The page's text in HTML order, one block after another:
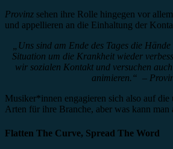
Provinz sehen ihre Rolle hingegen vor
und appellieren an die Einhaltung der
„Uns sind am Ende des Tages die
Situation um die Krankheit wieder
wir sozialen Kontakt und versuchen
animieren.“ –
Musiker*innen engagieren sich also auf die
Arten für ihre Branche, aber was kann man
Flatten The Curve, Spread The Word